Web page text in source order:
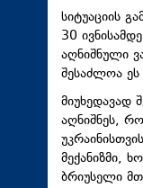
სიტუაციის
30
აღნიშნული
შესაძლოა
მიუხედავად
აღნიშნეს,
მექანიზმი,
ბრიუსელი